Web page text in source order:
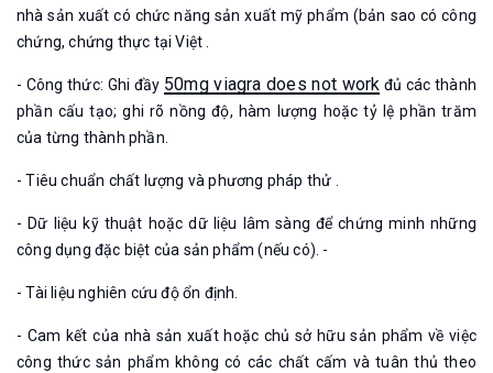
nhà sản xuất có chức năng sản xuất mỹ phẩm (bản sao có công
chứng, chứng thực tại Việt .
- Công thức: Ghi đầy 50mg viagra does not work đủ các thành
phần cấu tạo; ghi rõ nồng độ, hàm lượng hoặc tỷ lệ phần trăm
của từng thành phần.
- Tiêu chuẩn chất lượng và phương pháp thử .
- Dữ liệu kỹ thuật hoặc dữ liệu lâm sàng để chứng minh những
công dụng đặc biệt của sản phẩm (nếu có). -
- Tài liệu nghiên cứu độ ổn định.
- Cam kết của nhà sản xuất hoặc chủ sở hữu sản phẩm về việc
công thức sản phẩm không có các chất cấm và tuân thủ theo